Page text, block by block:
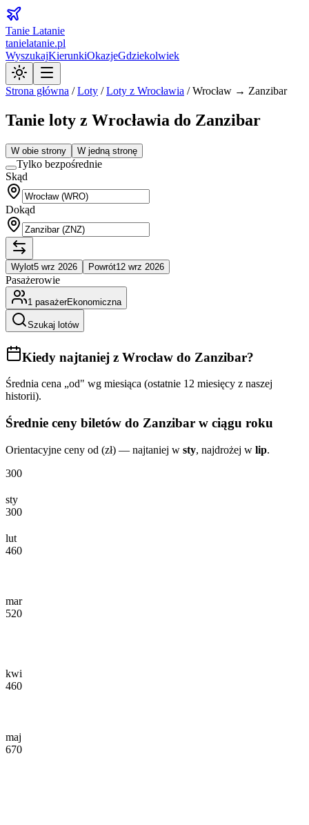
Tanie Latanie
tanielatanie.pl
WyszukajKierunkiOkazjeGdziekolwiek
Strona główna /Loty /Loty z Wrocławia /Wrocław → Zanzibar
Tanie loty z Wrocławia do Zanzibar
W obie strony W jedną stronę
Tylko bezpośrednie
Skąd
Dokąd
Wylot5 wrz 2026 Powrót12 wrz 2026
Pasażerowie
1 pasażerEkonomiczna
Szukaj lotów
Kiedy najtaniej z Wrocław do Zanzibar?
Średnia cena „od" wg miesiąca (ostatnie 12 miesięcy z naszej
historii).
Średnie ceny biletów do Zanzibar w ciągu roku
Orientacyjne ceny od (zł) — najtaniej w sty, najdrożej w lip.
300
sty
300
lut
460
mar
520
kwi
460
maj
670